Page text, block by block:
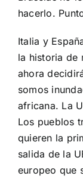
hacerlo.
Italia y
la historia de
ahora
somos
africana. La
Los pueblos
quieren la
salida de la
europeo que